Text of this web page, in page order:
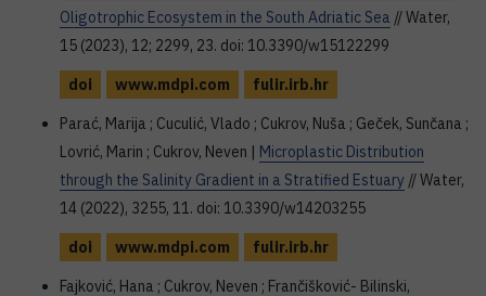
Oligotrophic Ecosystem in the South Adriatic Sea // Water,
15 (2023), 12; 2299, 23. doi: 10.3390/w15122299
doi
www.mdpi.com
fulir.irb.hr
Parać, Marija ; Cuculić, Vlado ; Cukrov, Nuša ; Geček, Sunčana ;
Lovrić, Marin ; Cukrov, Neven | Microplastic Distribution
through the Salinity Gradient in a Stratified Estuary // Water,
14 (2022), 3255, 11. doi: 10.3390/w14203255
doi
www.mdpi.com
fulir.irb.hr
Fajković, Hana ; Cukrov, Neven ; Frančišković- Bilinski,